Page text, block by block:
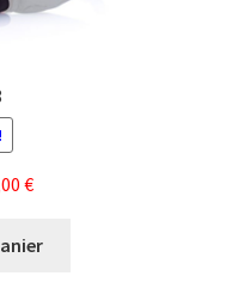
€Le
actuel